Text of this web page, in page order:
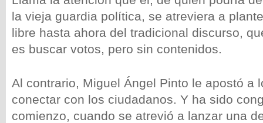
la vieja guardia política, se atreviera a
libre hasta ahora del tradicional discurso,
es buscar votos, pero sin contenidos.
Al contrario, Miguel Ángel Pinto le apostó a
conectar con los ciudadanos. Y ha sido
comienzo, cuando se atrevió a lanzar una